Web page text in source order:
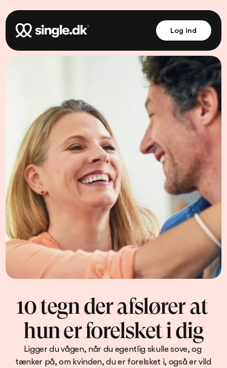
Log ind
10 tegn der afslører at
hun er forelsket i dig
Ligger du vågen, når du egentlig skulle sove, og
tænker på, om kvinden, du er forelsket i, også er vild